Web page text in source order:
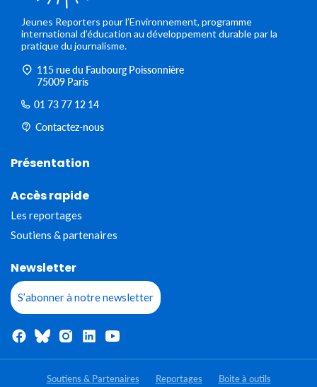
Jeunes Reporters pour l’Environnement, programme
international d’éducation au développement durable par la
pratique du journalisme.
115 rue du Faubourg Poissonnière
75009 Paris
01 73 77 12 14
Contactez-nous
Présentation
Accès rapide
Les reportages
Soutiens & partenaires
Newsletter
S’abonner à notre newsletter
Soutiens & Partenaires Reportages Boite à outils